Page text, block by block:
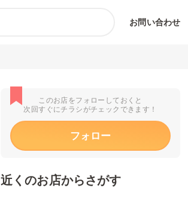
お問い合わせ
このお店をフォローしておくと
次回すぐにチラシがチェックできます！
フォロー
近くのお店からさがす